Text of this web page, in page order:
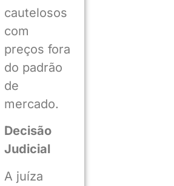
cautelosos
com
preços fora
do padrão
de
mercado.
Decisão
Judicial
A juíza